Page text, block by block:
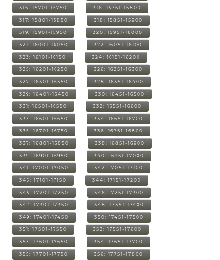
315: 15701-15750 316: 15751-15800
317: 15801-15850 318: 15851-15900
319: 15901-15950 320: 15951-16000
321: 16001-16050 322: 16051-16100
323: 16101-16150 324: 16151-16200
325: 16201-16250 326: 16251-16300
327: 16301-16350 328: 16351-16400
329: 16401-16450 330: 16451-16500
331: 16501-16550 332: 16551-16600
333: 16601-16650 334: 16651-16700
335: 16701-16750 336: 16751-16800
337: 16801-16850 338: 16851-16900
339: 16901-16950 340: 16951-17000
341: 17001-17050 342: 17051-17100
343: 17101-17150 344: 17151-17200
345: 17201-17250 346: 17251-17300
347: 17301-17350 348: 17351-17400
349: 17401-17450 350: 17451-17500
351: 17501-17550 352: 17551-17600
353: 17601-17650 354: 17651-17700
355: 17701-17750 356: 17751-17800